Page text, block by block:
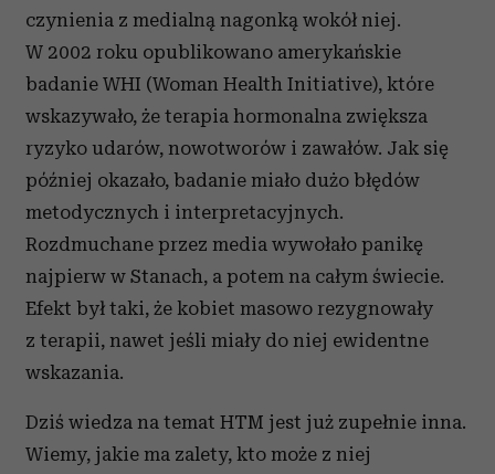
czynienia z medialną nagonką wokół niej.
W 2002 roku opublikowano amerykańskie
badanie WHI (Woman Health Initiative), które
wskazywało, że terapia hormonalna zwiększa
ryzyko udarów, nowotworów i zawałów. Jak się
później okazało, badanie miało dużo błędów
metodycznych i interpretacyjnych.
Rozdmuchane przez media wywołało panikę
najpierw w Stanach, a potem na całym świecie.
Efekt był taki, że kobiet masowo rezygnowały
z terapii, nawet jeśli miały do niej ewidentne
wskazania.
Dziś wiedza na temat HTM jest już zupełnie inna.
Wiemy, jakie ma zalety, kto może z niej